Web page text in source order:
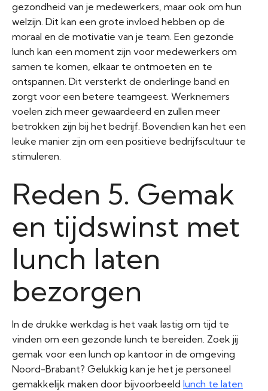
gezondheid van je medewerkers, maar ook om hun
welzijn. Dit kan een grote invloed hebben op de
moraal en de motivatie van je team. Een gezonde
lunch kan een moment zijn voor medewerkers om
samen te komen, elkaar te ontmoeten en te
ontspannen. Dit versterkt de onderlinge band en
zorgt voor een betere teamgeest. Werknemers
voelen zich meer gewaardeerd en zullen meer
betrokken zijn bij het bedrijf. Bovendien kan het een
leuke manier zijn om een positieve bedrijfscultuur te
stimuleren.
Reden 5. Gemak
en tijdswinst met
lunch laten
bezorgen
In de drukke werkdag is het vaak lastig om tijd te
vinden om een gezonde lunch te bereiden. Zoek jij
gemak voor een lunch op kantoor in de omgeving
Noord-Brabant? Gelukkig kan je het je personeel
gemakkelijk maken door bijvoorbeeld lunch te laten